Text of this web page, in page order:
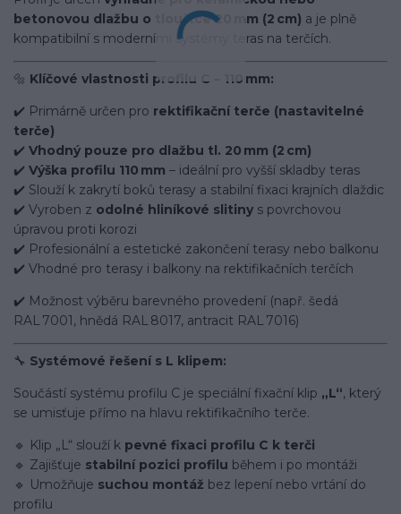
betonovou dlažbu o tloušťce 20 mm (2 cm) a je plně
kompatibilní s moderními systémy teras na terčích.
🔩 Klíčové vlastnosti profilu C – 110 mm:
✔️ Primárně určen pro rektifikační terče (nastavitelné
terče)
✔️ Vhodný pouze pro dlažbu tl. 20 mm (2 cm)
✔️ Výška profilu 110 mm – ideální pro vyšší skladby teras
✔️ Slouží k zakrytí boků terasy a stabilní fixaci krajních dlaždic
✔️ Vyroben z odolné hliníkové slitiny s povrchovou
úpravou proti korozi
✔️ Profesionální a estetické zakončení terasy nebo balkonu
✔️ Vhodné pro terasy i balkony na rektifikačních terčích
✔️ Možnost výběru barevného provedení (např. šedá
RAL 7001, hnědá RAL 8017, antracit RAL 7016)
🔧 Systémové řešení s L klipem:
Součástí systému profilu C je speciální fixační klip „L“, který
se umisťuje přímo na hlavu rektifikačního terče.
🔹 Klip „L“ slouží k pevné fixaci profilu C k terči
🔹 Zajišťuje stabilní pozici profilu během i po montáži
🔹 Umožňuje suchou montáž bez lepení nebo vrtání do
profilu